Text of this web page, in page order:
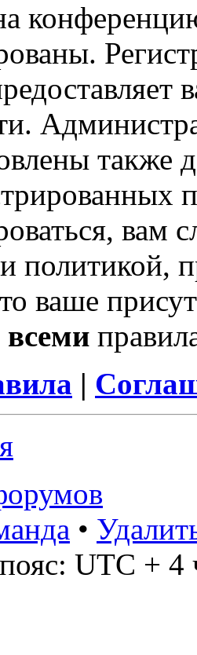
также
вам
политикой,
ваше
всеми
|
•
UTC + 4